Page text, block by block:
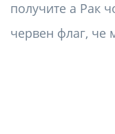
получите a Рак
червен флаг, че